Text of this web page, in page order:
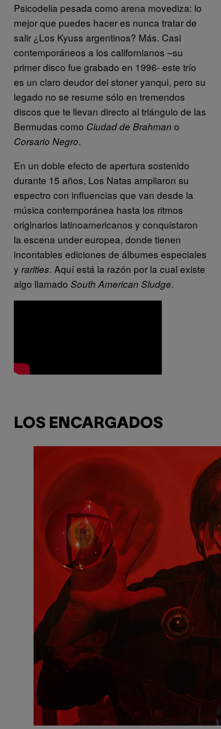
Psicodelia pesada como arena movediza: lo
mejor que puedes hacer es nunca tratar de
salir ¿Los Kyuss argentinos? Más. Casi
contemporáneos a los californianos –su
primer disco fue grabado en 1996- este trío
es un claro deudor del stoner yanqui, pero su
legado no se resume sólo en tremendos
discos que te llevan directo al triángulo de las
Bermudas como Ciudad de Brahman o
Corsario Negro.
En un doble efecto de apertura sostenido
durante 15 años, Los Natas ampliaron su
espectro con influencias que van desde la
música contemporánea hasta los ritmos
originarios latinoamericanos y conquistaron
la escena under europea, donde tienen
incontables ediciones de álbumes especiales
y rarities. Aquí está la razón por la cual existe
algo llamado South American Sludge.
LOS ENCARGADOS